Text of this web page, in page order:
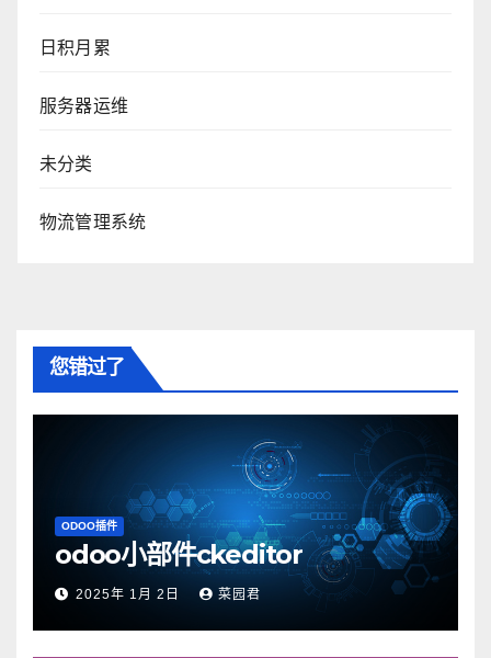
日积月累
服务器运维
未分类
物流管理系统
您错过了
ODOO插件
odoo小部件ckeditor
2025年 1月 2日 菜园君